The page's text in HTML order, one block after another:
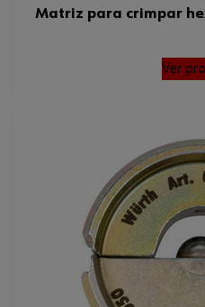
Matriz para crimpar
Ver